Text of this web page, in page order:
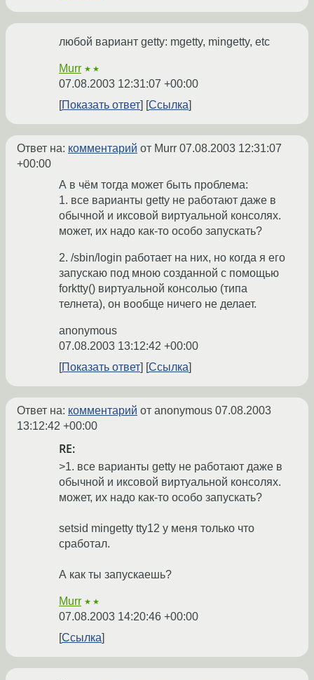
любой вариант getty: mgetty, mingetty, etc
Murr ★★
07.08.2003 12:31:07 +00:00
Показать ответ
Ссылка
Ответ на: комментарий от Murr 07.08.2003 12:31:07
+00:00
А в чём тогда может быть проблема:
1. все варианты getty не работают даже в
обычной и иксовой виртуальной консолях.
может, их надо как-то особо запускать?
2. /sbin/login работает на них, но когда я его
запускаю под мною созданной с помощью
forktty() виртуальной консолью (типа
телнета), он вообще ничего не делает.
anonymous
07.08.2003 13:12:42 +00:00
Показать ответ
Ссылка
Ответ на: комментарий от anonymous 07.08.2003
13:12:42 +00:00
RE:
>1. все варианты getty не работают даже в
обычной и иксовой виртуальной консолях.
может, их надо как-то особо запускать?
setsid mingetty tty12 у меня только что
сработал.
А как ты запускаешь?
Murr ★★
07.08.2003 14:20:46 +00:00
Ссылка